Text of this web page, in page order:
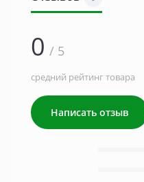
0 / 5
средний рейтинг товара
Написать отзыв